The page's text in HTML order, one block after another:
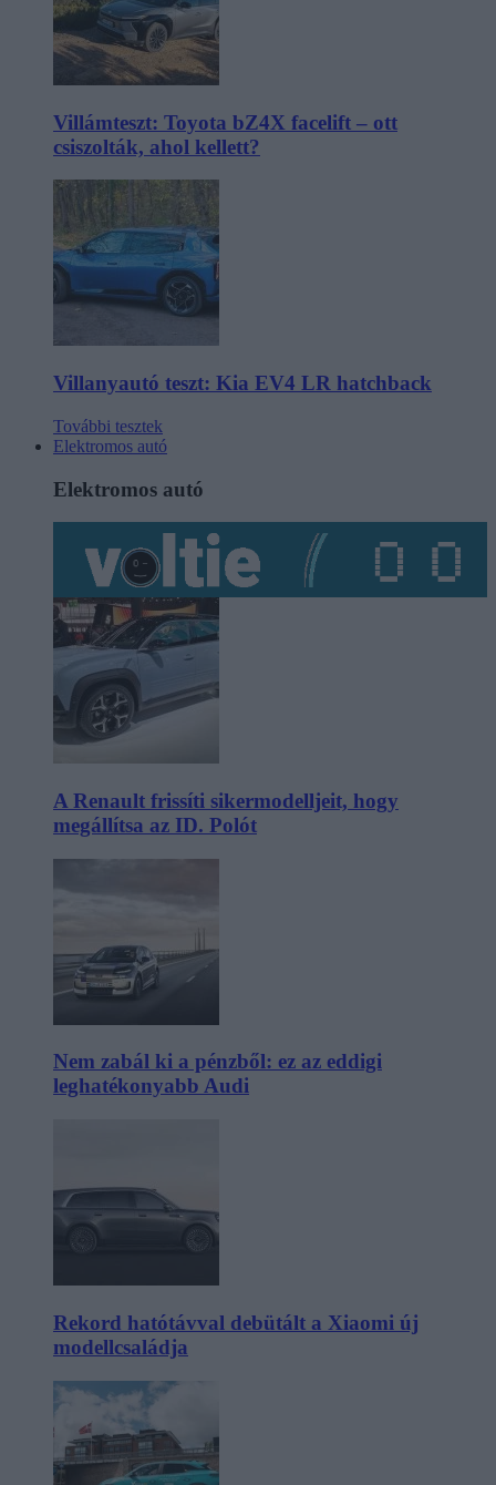
Villámteszt: Toyota bZ4X facelift – ott
csiszolták, ahol kellett?
Villanyautó teszt: Kia EV4 LR hatchback
További tesztek
Elektromos autó
Elektromos autó
A Renault frissíti sikermodelljeit, hogy
megállítsa az ID. Polót
Nem zabál ki a pénzből: ez az eddigi
leghatékonyabb Audi
Rekord hatótávval debütált a Xiaomi új
modellcsaládja